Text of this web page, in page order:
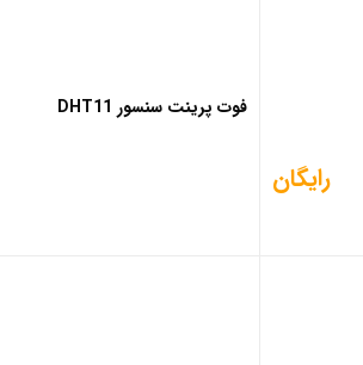
رایگان
فوت پرینت سنسور DHT11